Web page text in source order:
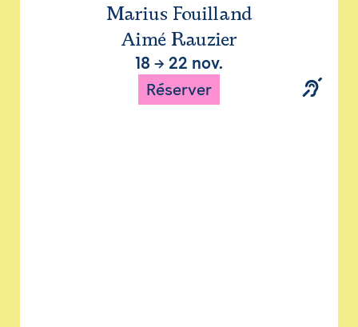
Marius Fouilland
Aimé Rauzier
18 → 22 nov.
Réserver